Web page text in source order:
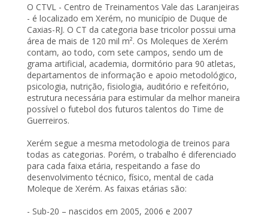
O CTVL - Centro de Treinamentos Vale das Laranjeiras
- é localizado em Xerém, no município de Duque de
Caxias-RJ. O CT da categoria base tricolor possui uma
área de mais de 120 mil m². Os Moleques de Xerém
contam, ao todo, com sete campos, sendo um de
grama artificial, academia, dormitório para 90 atletas,
departamentos de informação e apoio metodológico,
psicologia, nutrição, fisiologia, auditório e refeitório,
estrutura necessária para estimular da melhor maneira
possível o futebol dos futuros talentos do Time de
Guerreiros.
Xerém segue a mesma metodologia de treinos para
todas as categorias. Porém, o trabalho é diferenciado
para cada faixa etária, respeitando a fase do
desenvolvimento técnico, físico, mental de cada
Moleque de Xerém. As faixas etárias são:
- Sub-20 – nascidos em 2005, 2006 e 2007